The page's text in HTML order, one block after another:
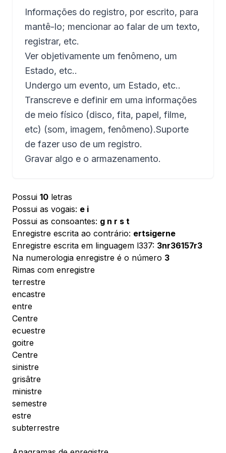
Informações do registro, por escrito, para
mantê-lo; mencionar ao falar de um texto,
registrar, etc.
Ver objetivamente um fenômeno, um
Estado, etc..
Undergo um evento, um Estado, etc..
Transcreve e definir em uma informações
de meio físico (disco, fita, papel, filme,
etc) (som, imagem, fenômeno).Suporte
de fazer uso de um registro.
Gravar algo e o armazenamento.
Possui 10 letras
Possui as vogais: e i
Possui as consoantes: g n r s t
Enregistre escrita ao contrário: ertsigerne
Enregistre escrita em linguagem l337: 3nr36157r3
Na numerologia enregistre é o número 3
Rimas com enregistre
terrestre
encastre
entre
Centre
ecuestre
goitre
Centre
sinistre
grisâtre
ministre
semestre
estre
subterrestre